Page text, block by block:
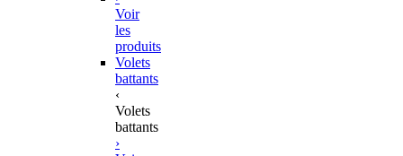
Voir
les
produits
Volets
battants
‹
Volets
battants
›